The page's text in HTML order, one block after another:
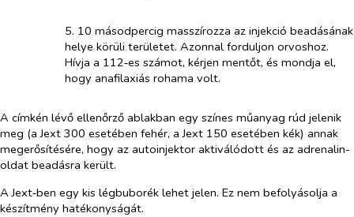
5. 10 másodpercig masszírozza az injekció beadásának
helye körüli területet. Azonnal forduljon orvoshoz.
Hívja a 112‑es számot, kérjen mentőt, és mondja el,
hogy anafilaxiás rohama volt.
A címkén lévő ellenőrző ablakban egy színes műanyag rúd jelenik
meg (a Jext 300 esetében fehér, a Jext 150 esetében kék) annak
megerősítésére, hogy az autoinjektor aktiválódott és az adrenalin-
oldat beadásra került.
A Jext‑ben egy kis légbuborék lehet jelen. Ez nem befolyásolja a
készítmény hatékonyságát.